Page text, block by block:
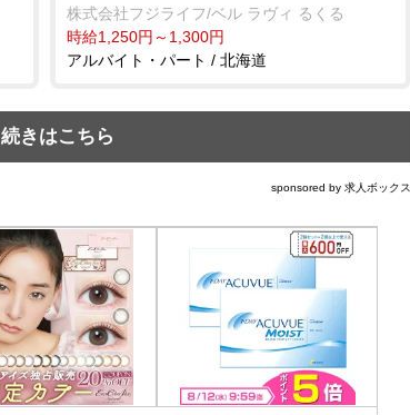
株式会社フジライフ/ベル ラヴィ るくる
時給1,250円～1,300円
アルバイト・パート / 北海道
続きはこちら
sponsored by 求人ボックス